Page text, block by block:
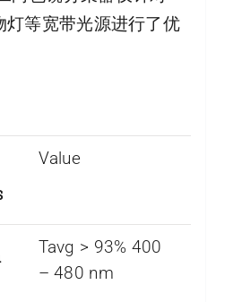
灯等宽带光源进行了优
Value
Tavg > 93% 400
– 480 nm